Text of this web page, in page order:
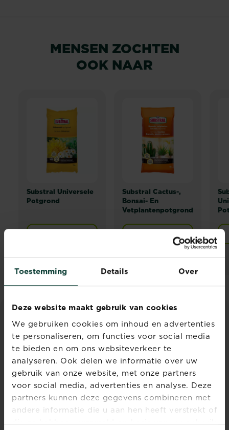
Toestemming Details Over
Deze website maakt gebruik van cookies
We gebruiken cookies om inhoud en advertenties
te personaliseren, om functies voor social media
te bieden en om ons websiteverkeer te
analyseren. Ook delen we informatie over uw
gebruik van onze website, met onze partners
voor social media, advertenties en analyse. Deze
partners kunnen deze gegevens combineren met
andere informatie die u aan hen heeft verstrekt of
die ze hebben verzameld op basis van uw gebruik
MENSEN ZOCHTEN
OOK NAAR
Substral Universele
Potgrond
Substral Cactus-,
Bonsai- En
Vetplantenpotgrond
ADVIES & INSPIRATIE
Ontdek alle artikelen